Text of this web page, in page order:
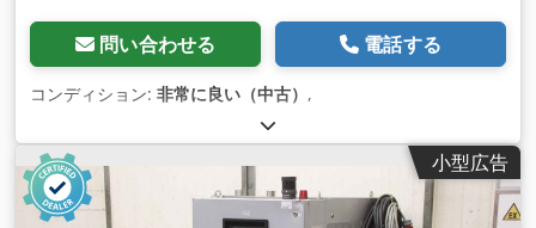
問い合わせる 電話する
コンディション: 非常に良い（中古） ,
小型広告